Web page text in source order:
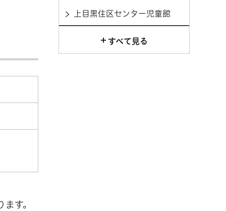
す。
上目黒住区センター児童館
すべて見る